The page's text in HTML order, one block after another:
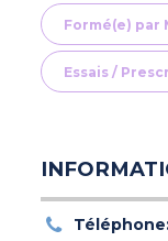
Formé(e) par
Essais /